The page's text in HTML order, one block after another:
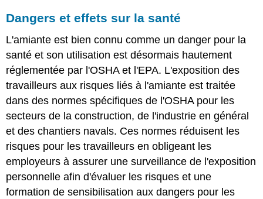
Dangers et effets sur la santé
L'amiante est bien connu comme un danger pour la
santé et son utilisation est désormais hautement
réglementée par l'OSHA et l'EPA. L'exposition des
travailleurs aux risques liés à l'amiante est traitée
dans des normes spécifiques de l'OSHA pour les
secteurs de la construction, de l'industrie en général
et des chantiers navals. Ces normes réduisent les
risques pour les travailleurs en obligeant les
employeurs à assurer une surveillance de l'exposition
personnelle afin d'évaluer les risques et une
formation de sensibilisation aux dangers pour les